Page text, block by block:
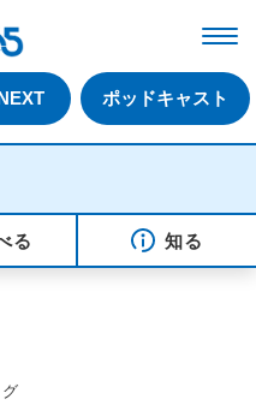
ポッドキャスト
る 知る